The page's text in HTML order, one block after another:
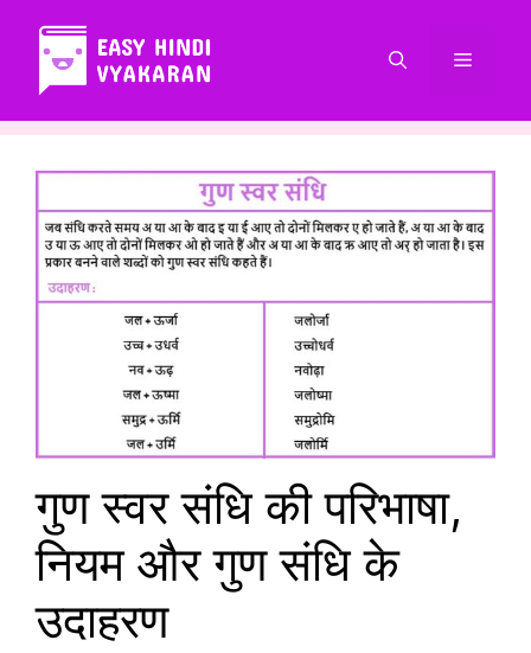
content
Menu
गुण स्वर संधि की परिभाषा,
नियम और गुण संधि के
उदाहरण